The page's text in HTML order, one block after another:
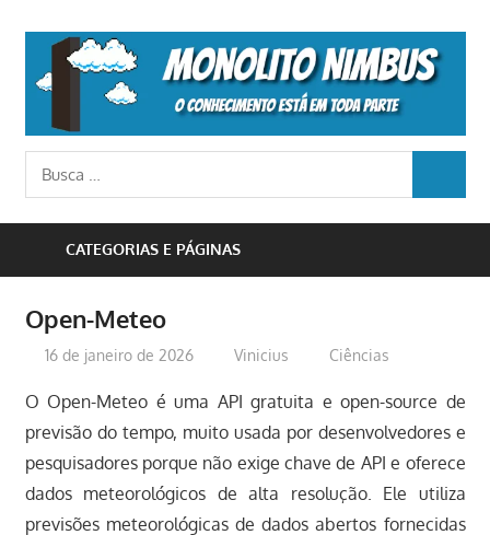
content
o
conhecimento
Busca
para:
CATEGORIAS E PÁGINAS
Open-Meteo
16 de janeiro de 2026 Vinicius Ciências
O Open-Meteo é uma API gratuita e open-source de
previsão do tempo, muito usada por desenvolvedores e
pesquisadores porque não exige chave de API e oferece
dados meteorológicos de alta resolução. Ele utiliza
previsões meteorológicas de dados abertos fornecidas